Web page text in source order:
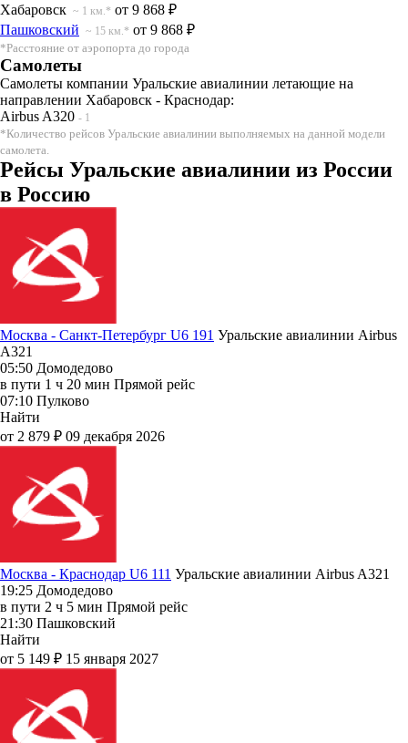
Хабаровск ~ 1 км.* от 9 868 ₽
Пашковский ~ 15 км.* от 9 868 ₽
*Расстояние от аэропорта до города
Самолеты
Самолеты компании Уральские авиалинии летающие на
направлении Хабаровск - Краснодар:
Airbus A320 - 1
*Количество рейсов Уральские авиалинии выполняемых на данной модели
самолета.
Рейсы Уральские авиалинии из России
в Россию
Москва - Санкт-Петербург U6 191 Уральские авиалинии Airbus
A321
05:50 Домодедово
в пути 1 ч 20 мин Прямой рейс
07:10 Пулково
Найти
от 2 879 ₽ 09 декабря 2026
Москва - Краснодар U6 111 Уральские авиалинии Airbus A321
19:25 Домодедово
в пути 2 ч 5 мин Прямой рейс
21:30 Пашковский
Найти
от 5 149 ₽ 15 января 2027